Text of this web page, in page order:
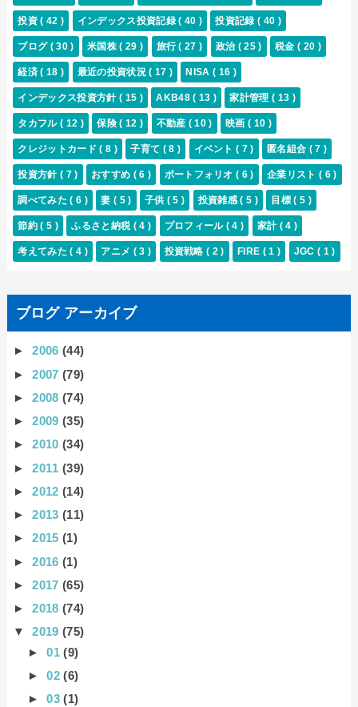
投資( 42 ) インデックス投資記録( 40 ) 投資記録( 40 )
ブログ ( 30 ) 米国株( 29 ) 旅行( 27 ) 政治 ( 25 ) 税金 ( 20 )
経済( 18 ) 最近の投資状況( 17 ) NISA( 16 )
インデックス投資方針 ( 15 ) AKB48( 13 ) 家計管理( 13 )
タカフル( 12 ) 保険( 12 ) 不動産 ( 10 ) 映画( 10 )
クレジットカード( 8 ) 子育て ( 8 ) イベント( 7 ) 匿名組合 ( 7 )
投資方針( 7 ) おすすめ ( 6 ) ポートフォリオ( 6 ) 企業リスト ( 6 )
調べてみた( 6 ) 妻 ( 5 ) 子供 ( 5 ) 投資雑感( 5 ) 目標( 5 )
節約( 5 ) ふるさと納税 ( 4 ) プロフィール ( 4 ) 家計 ( 4 )
考えてみた( 4 ) アニメ ( 3 ) 投資戦略( 2 ) FIRE ( 1 ) JGC ( 1 )
ブログ アーカイブ
►2006(44)
►2007(79)
►2008(74)
►2009(35)
►2010(34)
►2011(39)
►2012(14)
►2013(11)
►2015(1)
►2016(1)
►2017(65)
►2018(74)
▼2019(75)
►01(9)
►02(6)
►03(1)